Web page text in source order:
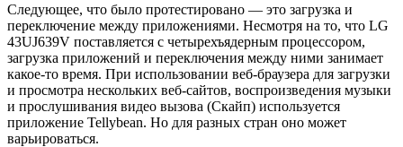
Следующее, что было протестировано — это загрузка и
переключение между приложениями. Несмотря на то, что LG
43UJ639V поставляется с четырехъядерным процессором,
загрузка приложений и переключения между ними занимает
какое-то время. При использовании веб-браузера для загрузки
и просмотра нескольких веб-сайтов, воспроизведения музыки
и прослушивания видео вызова (Скайп) используется
приложение Tellybean. Но для разных стран оно может
варьироваться.